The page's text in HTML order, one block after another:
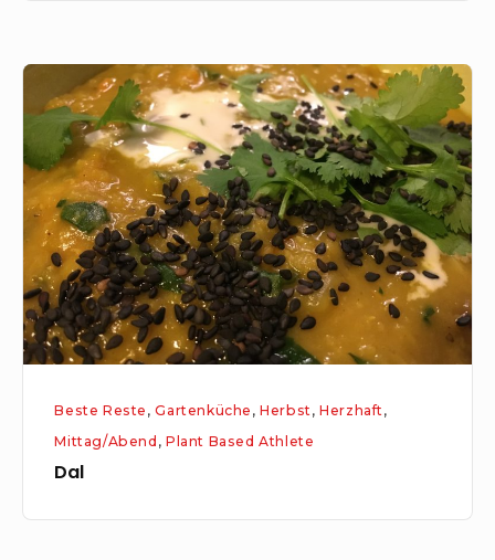
Dal
Beste Reste ,Gartenküche ,Herbst ,Herzhaft ,
Mittag/Abend , Plant Based Athlete
Dal